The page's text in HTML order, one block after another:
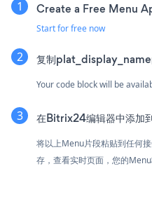
Create a Free Menu
Start for free now
复制
Your code block will be
在Bitrix24编辑器中添加
将以上Menu片段粘贴到任何
存，查看实时页面，您的Menu